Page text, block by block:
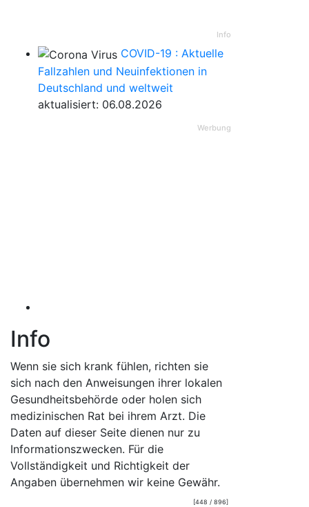
Info
COVID-19 : Aktuelle
Fallzahlen und Neuinfektionen in
Deutschland und weltweit
aktualisiert: 06.08.2026
Werbung
Info
Wenn sie sich krank fühlen, richten sie
sich nach den Anweisungen ihrer lokalen
Gesundheitsbehörde oder holen sich
medizinischen Rat bei ihrem Arzt. Die
Daten auf dieser Seite dienen nur zu
Informationszwecken. Für die
Vollständigkeit und Richtigkeit der
Angaben übernehmen wir keine Gewähr.
[448 / 896]